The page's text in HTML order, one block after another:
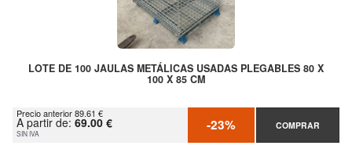
LOTE DE 100 JAULAS METÁLICAS USADAS PLEGABLES 80 X
100 X 85 CM
Precio anterior 89.61 €
A partir de: 69.00 €
SIN IVA -23% COMPRAR